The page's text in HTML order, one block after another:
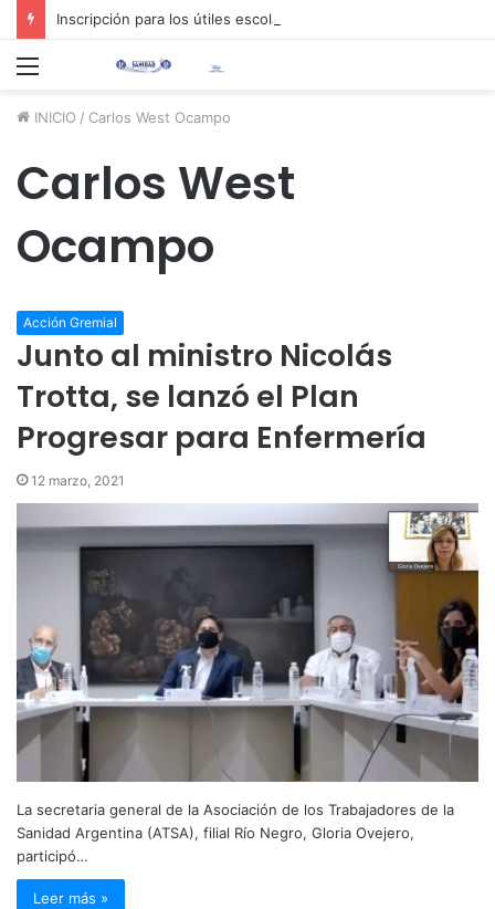
Inscripción para los útiles escolares 2026 📚✏️
Menú
INICIO / Carlos West Ocampo
Carlos West
Ocampo
Acción Gremial
Junto al ministro Nicolás
Trotta, se lanzó el Plan
Progresar para Enfermería
12 marzo, 2021
La secretaria general de la Asociación de los Trabajadores de la
Sanidad Argentina (ATSA), filial Río Negro, Gloria Ovejero,
participó…
Leer más »